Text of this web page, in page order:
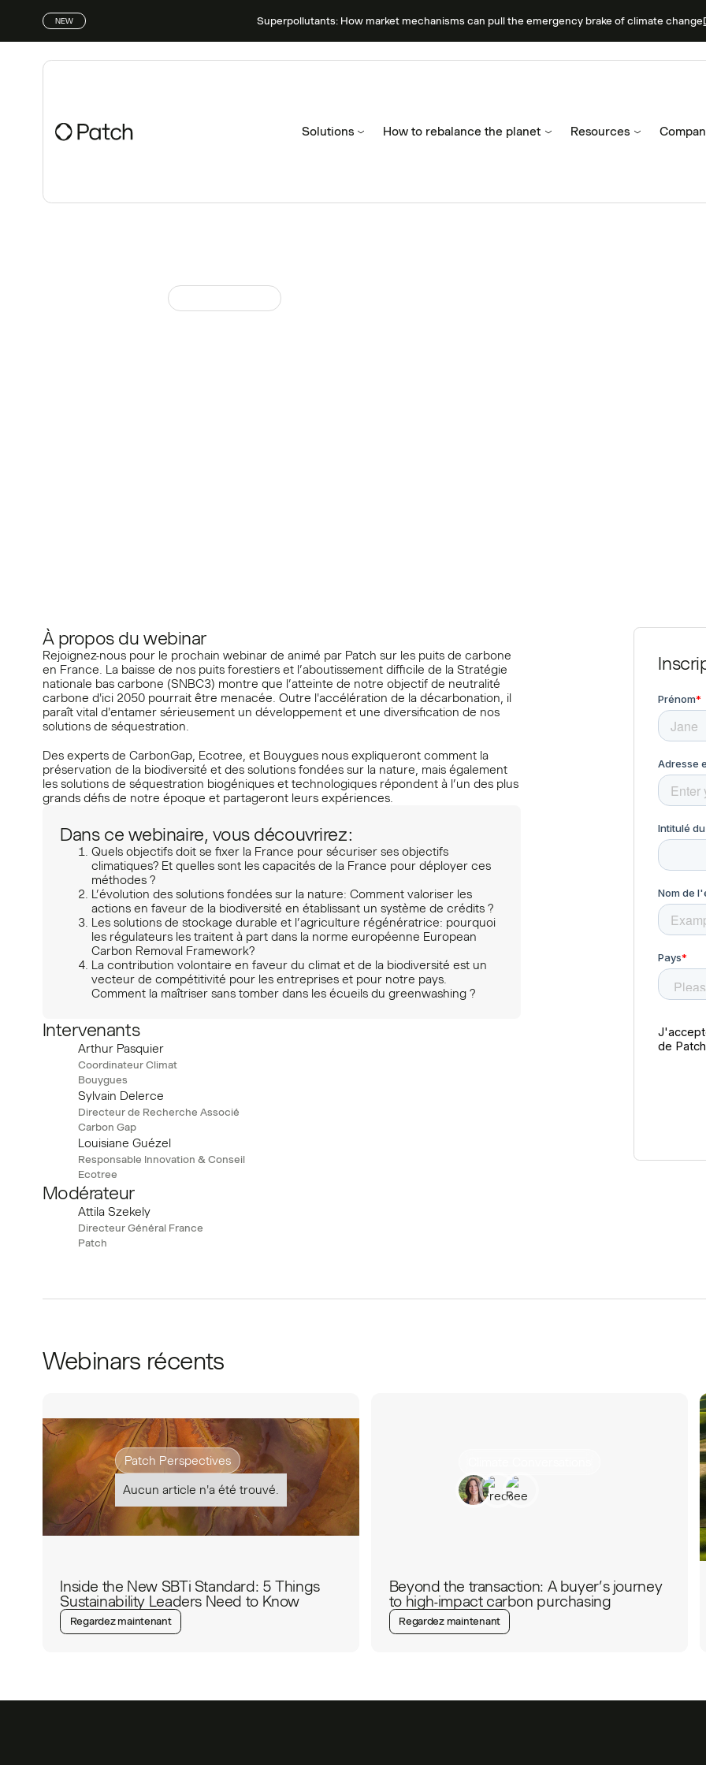
NEW Superpollutants: How market mechanisms can pull the emergency brake of climate change
Solutions How to rebalance the planet Resources
À propos du webinar
Rejoignez-nous pour le prochain webinar de animé par Patch sur les puits de carbone
en France. La baisse de nos puits forestiers et l’aboutissement difficile de la Stratégie
nationale bas carbone (SNBC3) montre que l’atteinte de notre objectif de neutralité
carbone d'ici 2050 pourrait être menacée. Outre l'accélération de la décarbonation, il
paraît vital d'entamer sérieusement un développement et une diversification de nos
solutions de séquestration.
Des experts de CarbonGap, Ecotree, et Bouygues nous expliqueront comment la
préservation de la biodiversité et des solutions fondées sur la nature, mais également
les solutions de séquestration biogéniques et technologiques répondent à l’un des plus
grands défis de notre époque et partageront leurs expériences.
Dans ce webinaire, vous découvrirez :
Quels objectifs doit se fixer la France pour sécuriser ses objectifs
climatiques? Et quelles sont les capacités de la France pour déployer ces
méthodes ?
L’évolution des solutions fondées sur la nature: Comment valoriser les
actions en faveur de la biodiversité en établissant un système de crédits ?
Les solutions de stockage durable et l’agriculture régénératrice: pourquoi
les régulateurs les traitent à part dans la norme européenne European
Carbon Removal Framework?
La contribution volontaire en faveur du climat et de la biodiversité est un
vecteur de compétitivité pour les entreprises et pour notre pays.
Comment la maîtriser sans tomber dans les écueils du greenwashing ?
Intervenants
Arthur Pasquier
Coordinateur Climat
Bouygues
Sylvain Delerce
Directeur de Recherche Associé
Carbon Gap
Louisiane Guézel
Responsable Innovation & Conseil
Ecotree
Modérateur
Attila Szekely
Directeur Général France
Patch
Webinars récents
Patch Perspectives
Aucun article n'a été trouvé.
Inside the New SBTi Standard: 5 Things
Sustainability Leaders Need to Know
Regardez maintenant
Beyond the transaction: A buyer’s journey
to high-impact carbon purchasing
Regardez maintenant